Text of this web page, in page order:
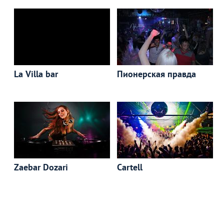
La Villa bar Пионерская правда
Zaebar Dozari Cartell